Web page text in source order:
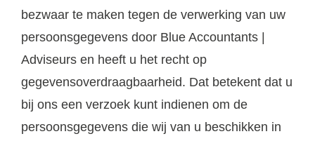
bezwaar te maken tegen de verwerking van uw
persoonsgegevens door Blue Accountants |
Adviseurs en heeft u het recht op
gegevensoverdraagbaarheid. Dat betekent dat u
bij ons een verzoek kunt indienen om de
persoonsgegevens die wij van u beschikken in